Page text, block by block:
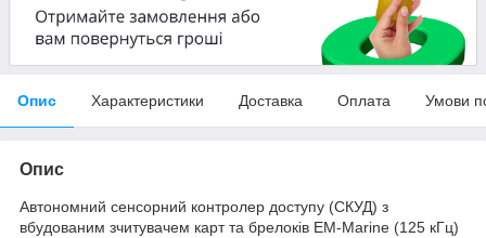
Опис Характеристики Доставка Оплата Умови
Опис
Автономний сенсорний контролер доступу (СКУД) з
вбудованим зчитувачем карт та брелоків EM-Marine (125 кГц)